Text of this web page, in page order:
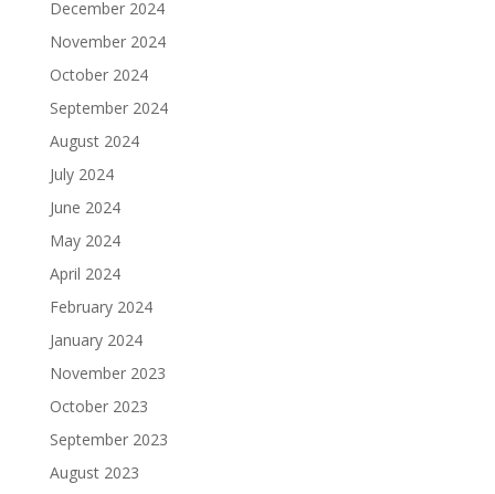
December 2024
November 2024
October 2024
September 2024
August 2024
July 2024
June 2024
May 2024
April 2024
February 2024
January 2024
November 2023
October 2023
September 2023
August 2023